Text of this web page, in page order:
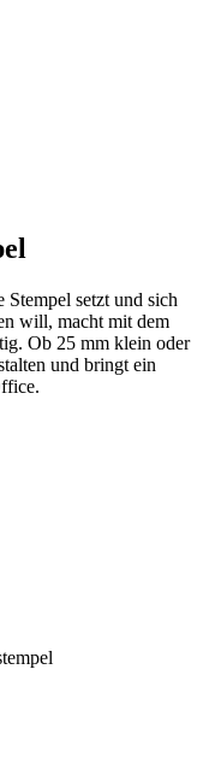
setzt und sich
will, macht mit dem
Ob 25 mm klein oder
und bringt ein